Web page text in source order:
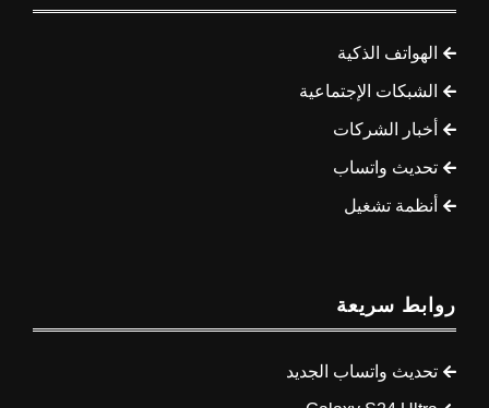
الهواتف الذكية
الشبكات الإجتماعية
أخبار الشركات
تحديث واتساب
أنظمة تشغيل
روابط سريعة
تحديث واتساب الجديد